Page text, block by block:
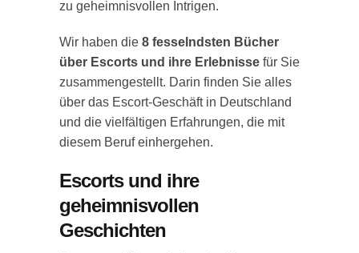
zu geheimnisvollen Intrigen.
Wir haben die 8 fesselndsten Bücher
über Escorts und ihre Erlebnisse für Sie
zusammengestellt. Darin finden Sie alles
über das Escort-Geschäft in Deutschland
und die vielfältigen Erfahrungen, die mit
diesem Beruf einhergehen.
Escorts und ihre
geheimnisvollen
Geschichten